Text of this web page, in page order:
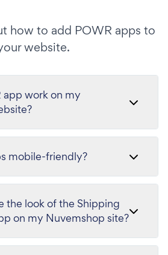
how to add POWR apps to
website.
app work on my
mobile-friendly?
the look of the Shipping
on my Nuvemshop site?